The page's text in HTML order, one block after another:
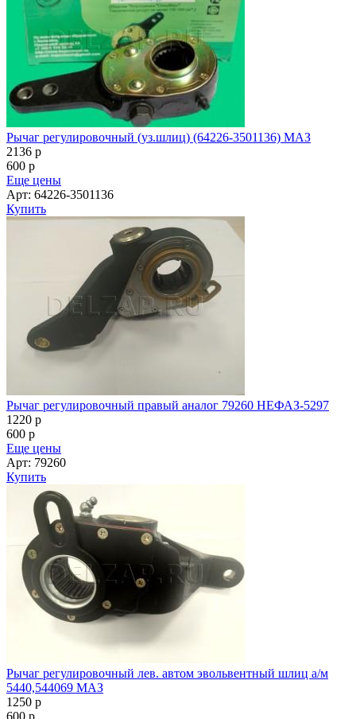
Рычаг регулировочный (уз.шлиц) (64226-3501136) МАЗ
2136 p
600 p
Еще цены
Арт: 64226-3501136
Купить
Рычаг регулировочный правый аналог 79260 НЕФАЗ-5297
1220 p
600 p
Еще цены
Арт: 79260
Купить
Рычаг регулировочный лев. автом эвольвентный шлиц а/м
5440,544069 МАЗ
1250 p
600 p